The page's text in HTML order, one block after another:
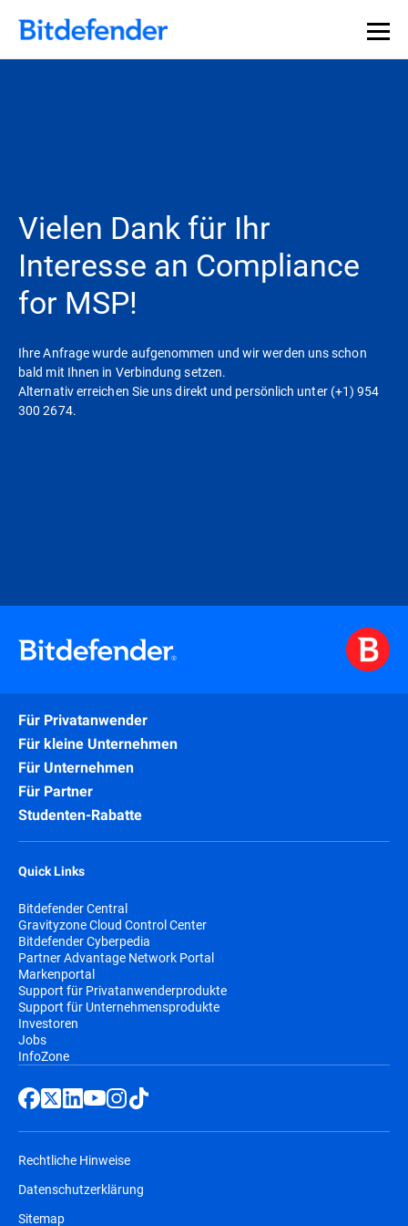
Vielen Dank für Ihr
Interesse an Compliance
for MSP!
Ihre Anfrage wurde aufgenommen und wir werden uns schon
bald mit Ihnen in Verbindung setzen.
Alternativ erreichen Sie uns direkt und persönlich unter (+1) 954
300 2674.
Für Privatanwender
Für kleine Unternehmen
Für Unternehmen
Für Partner
Studenten-Rabatte
Quick Links
Bitdefender Central
Gravityzone Cloud Control Center
Bitdefender Cyberpedia
Partner Advantage Network Portal
Markenportal
Support für Privatanwenderprodukte
Support für Unternehmensprodukte
Investoren
Jobs
InfoZone
Rechtliche Hinweise
Datenschutzerklärung
Sitemap